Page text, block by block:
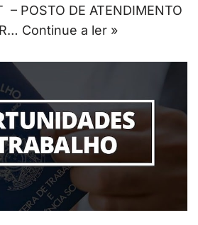
– POSTO DE ATENDIMENTO
Continue a ler »